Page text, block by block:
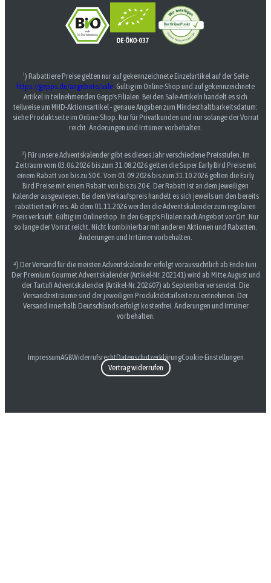
¹) Rabattiere Preise gelten nur auf gekennzeichnete Einzelartikel auf der Seite
https://gepps.de/angebote/sale. Gültig im Online-Shop und auf gekennzeichnete
Artikel in teilnehmenden Gepp's Filialen. Bei den Sale-Artikeln handelt es sich
teilweise um MHD-Aktionsartikel - genaue Angaben zum Mindesthaltbarkeitsdatum:
siehe Produktseite im Online-Shop. Nur für Privatkunden und nur solange der Vorrat
reicht. Änderungen und Irrtümer vorbehalten.
³) Für unsere Adventskalender gibt es dieses Jahr verschiedene Preisstufen. Im
Zeitraum vom 03.06.2026 bis zum 31.08.2026 gelten die Super Early Bird Preise mit
einem Rabatt von bis zu 50 €. Vom 01.09.2026 bis zum 31.10.2026 gelten die Early
Bird Preise mit einem Rabatt von bis zu 20 €. Der Rabatt ist an dem jeweiligen
Kalender ausgewiesen. Bei dem Verkaufspreis handelt es sich jeweils um den bereits
rabattierten Preis. Ab dem 01.11.2026 werden die Adventskalender zum regulären
Preis verkauft. Gültig im Onlineshop. In den Gepp's Filialen nach Angebot vor Ort. Nur
so lange der Vorrat reicht. Nicht kombinierbar mit anderen Aktionen und Rabatten.
Änderungen und Irrtümer vorbehalten.
⁴) Der Versand für die meisten Adventskalender erfolgt voraussichtlich ab Ende Juni.
Der Premium Gourmet Adventskalender (Artikel-Nr. 202141) wird ab Mitte August und
der Tartufi Adventskalender (Artikel-Nr. 202607) ab September versendet. Die
Versandzeiträume sind der jeweiligen Produktdetailseite zu entnehmen. Der
Versand innerhalb Deutschlands erfolgt kostenfrei. Änderungen und Irrtümer
vorbehalten.
ImpressumAGBWiderrufsrechtDatenschutzerklärungCookie-Einstellungen
Vertrag widerrufen